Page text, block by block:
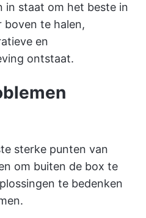
in staat om het beste in
boven te halen,
en
ontstaat.
sterke punten van
om buiten de box te
te bedenken